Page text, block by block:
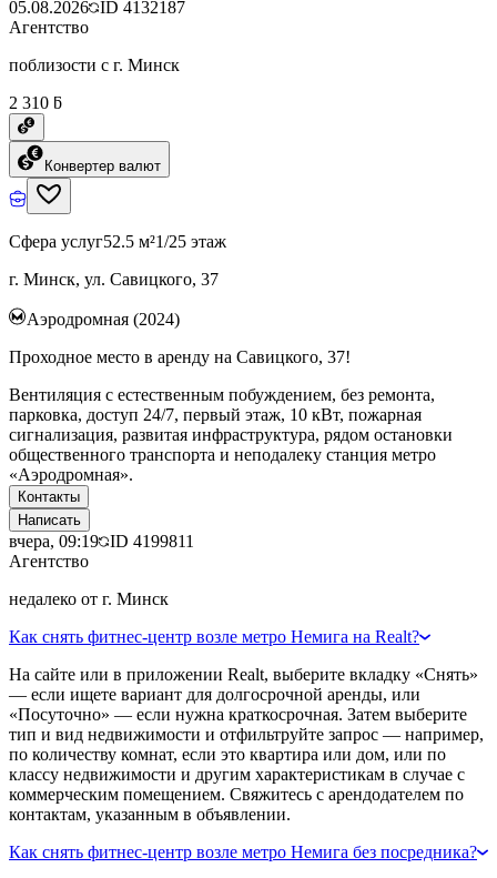
05.08.2026 ID 4132187
Агентство
поблизости с г. Минск
2 310 ƃ
Конвертер валют
Сфера услуг52.5 м²1/25 этаж
г. Минск, ул. Савицкого, 37
Аэродромная (2024)
Проходное место в аренду на Савицкого, 37!
Вентиляция с естественным побуждением, без ремонта,
парковка, доступ 24/7, первый этаж, 10 кВт, пожарная
сигнализация, развитая инфраструктура, рядом остановки
общественного транспорта и неподалеку станция метро
«Аэродромная».
Контакты
Написать
вчера, 09:19 ID 4199811
Агентство
недалеко от г. Минск
Как снять фитнес-центр возле метро Немига на Realt?
На сайте или в приложении Realt, выберите вкладку «Снять»
— если ищете вариант для долгосрочной аренды, или
«Посуточно» — если нужна краткосрочная. Затем выберите
тип и вид недвижимости и отфильтруйте запрос — например,
по количеству комнат, если это квартира или дом, или по
классу недвижимости и другим характеристикам в случае с
коммерческим помещением. Свяжитесь с арендодателем по
контактам, указанным в объявлении.
Как снять фитнес-центр возле метро Немига без посредника?